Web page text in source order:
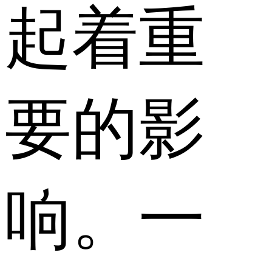
起着重
要的影
响。一